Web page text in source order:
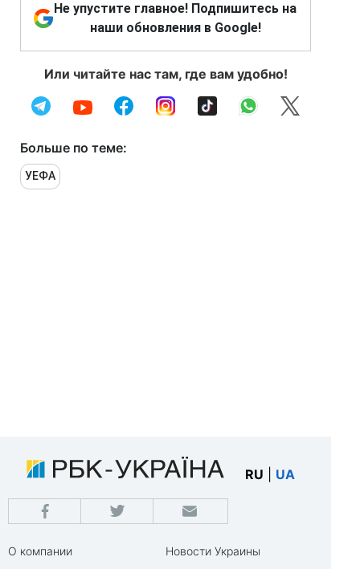
Не упустите главное! Подпишитесь на
наши обновления в Google!
Или читайте нас там, где вам удобно!
Больше по теме:
УЕФА
RU UA
О компании
Новости Украины